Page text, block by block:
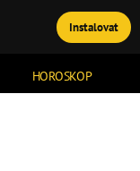
HOROSKOP
TÉMATA
Instalovat